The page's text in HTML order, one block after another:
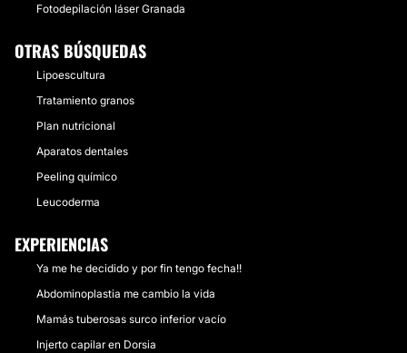
Fotodepilación láser Granada
OTRAS BÚSQUEDAS
Lipoescultura
Tratamiento granos
Plan nutricional
Aparatos dentales
Peeling químico
Leucoderma
EXPERIENCIAS
Ya me he decidido y por fin tengo fecha!!
Abdominoplastia me cambio la vida
Mamás tuberosas surco inferior vacío
Injerto capilar en Dorsia